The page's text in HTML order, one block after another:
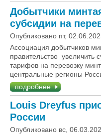
Добытчики
субсидии на
Опубликовано пт,
Ассоциация добытчиков
правительство увеличить
тарифов на перевозку
центральные регионы
подробнее
Louis Dreyfus
России
Опубликовано вс,